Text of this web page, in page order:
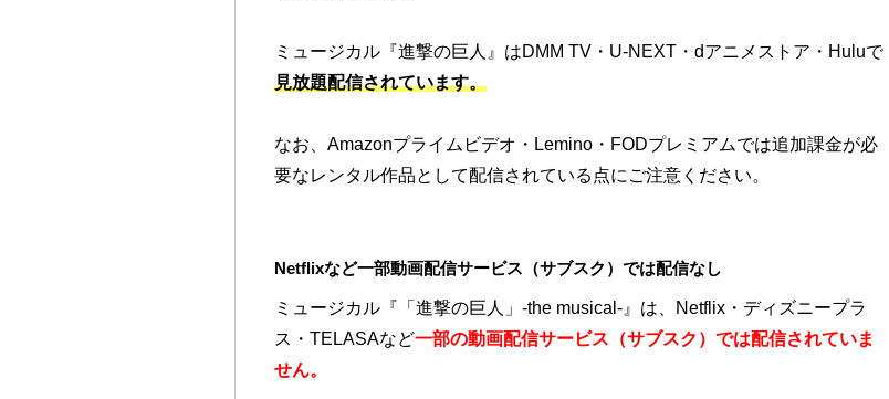
ミュージカル『進撃の巨人』はDMM TV・U-NEXT・dアニメストア・Huluで
見放題配信されています。
なお、Amazonプライムビデオ・Lemino・FODプレミアムでは追加課金が必
要なレンタル作品として配信されている点にご注意ください。
Netflixなど一部動画配信サービス（サブスク）では配信なし
ミュージカル『「進撃の巨人」-the musical-』は、Netflix・ディズニープラ
ス・TELASAなど一部の動画配信サービス（サブスク）では配信されていま
せん。